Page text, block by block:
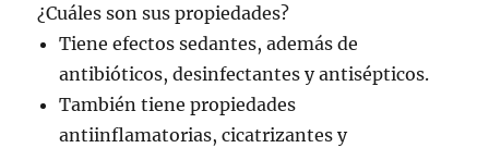
¿Cuáles son sus propiedades?
Tiene efectos sedantes, además de
antibióticos, desinfectantes y antisépticos.
También tiene propiedades
antiinflamatorias, cicatrizantes y